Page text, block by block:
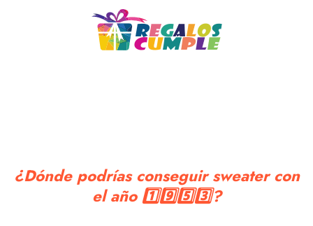
¿Dónde podrías conseguir sweater con
el año 1️⃣9️⃣5️⃣3️⃣?